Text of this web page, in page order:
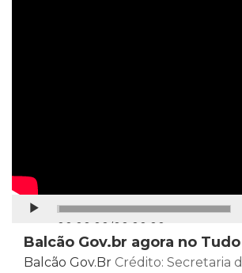
Continuar
00:00:00 /00:00:00
Balcão Gov.br agora no Tudo
Balcão Gov.Br Crédito: Secretaria